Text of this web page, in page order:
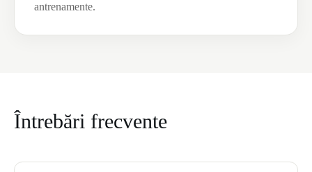
antrenamente.
Întrebări frecvente